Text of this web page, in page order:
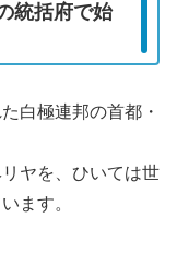
統括府で始
白極連邦の首都・
ヤを、ひいては世
ます。